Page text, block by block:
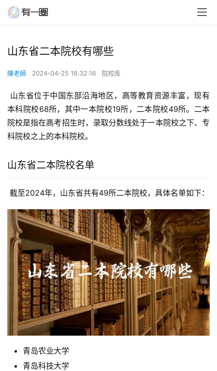
山东省二本院校有哪些
陳老師 2024-04-25 16:32:16 院校库
本科院校68所，其中一本院校19所，二本院校49所。二本
院校是指在高考招生时，录取分数线处于一本院校之下、专
科院校之上的本科院校。
山东省二本院校名单
截至2024年，山东省共有49所二本院校，具体名单如下：
青岛农业大学
青岛科技大学